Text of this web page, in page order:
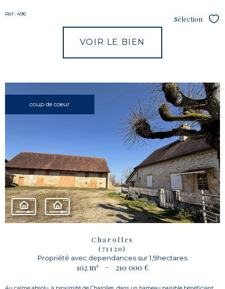
Réf : 496
Sélection
VOIR LE BIEN
coup de coeur
Charolles
(71120)
Propriété avec dependances sur 1,9hectares
102 m² - 210 000 €